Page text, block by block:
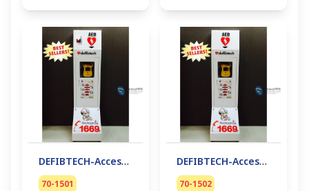
DEFIBTECH-Accessory AED #AED Floor Stand Cabinet (alarm&lock)
70-1501
DEFIBTECH-Accessory AED #AED Floor Stand Cabinet (lock)
70-1502